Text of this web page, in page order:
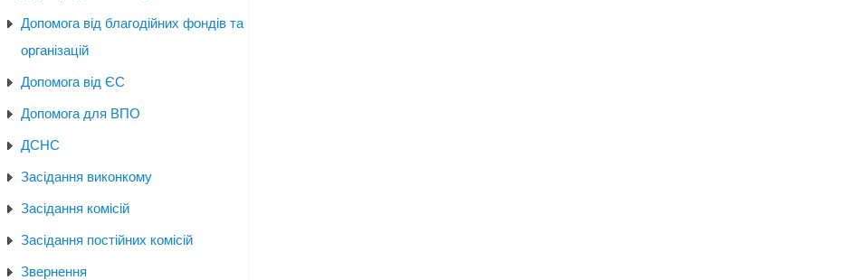
Допомога від благодійних фондів та
організацій
Допомога від ЄС
Допомога для ВПО
ДСНС
Засідання виконкому
Засідання комісій
Засідання постійних комісій
Звернення